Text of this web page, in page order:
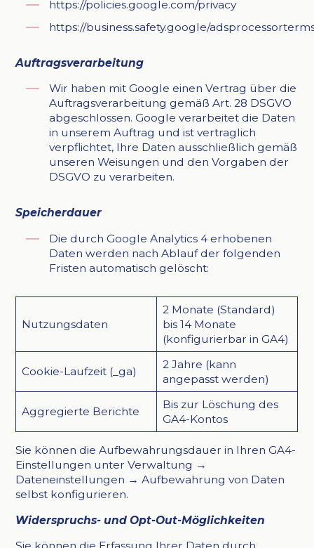
https://policies.google.com/privacy
https://business.safety.google/
Auftragsverarbeitung
Wir haben mit Google einen Vertrag über die
Auftragsverarbeitung gemäß Art. 28 DSGVO
abgeschlossen. Google verarbeitet die Daten
in unserem Auftrag und ist vertraglich
verpflichtet, Ihre Daten ausschließlich gemäß
unseren Weisungen und den Vorgaben der
DSGVO zu verarbeiten.
Speicherdauer
Die durch Google Analytics 4 erhobenen
Daten werden nach Ablauf der folgenden
Fristen automatisch gelöscht:
Nutzungsdaten
2 Monate (Standard)
bis 14 Monate
(konfigurierbar in GA4)
Cookie-Laufzeit (_ga)
2 Jahre (kann
angepasst werden)
Aggregierte Berichte
Bis zur Löschung des
GA4-Kontos
Sie können die Aufbewahrungsdauer in Ihren GA4-
Einstellungen unter Verwaltung →
Dateneinstellungen → Aufbewahrung von Daten
selbst konfigurieren.
Widerspruchs- und Opt-Out-Möglichkeiten